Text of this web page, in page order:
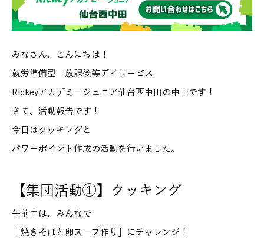
みなさん、こんにちは！
就労準備型 放課後等デイサービス
Rickeyアカデミージュニア仙台西中田の中田です！
さて、活動報告です！
今日はクッキングと
パワーポイント作成の活動を行いました。
【集団活動①】クッキング
午前中は、みんなで
「焼きそばと卵スープ作り」にチャレンジ！